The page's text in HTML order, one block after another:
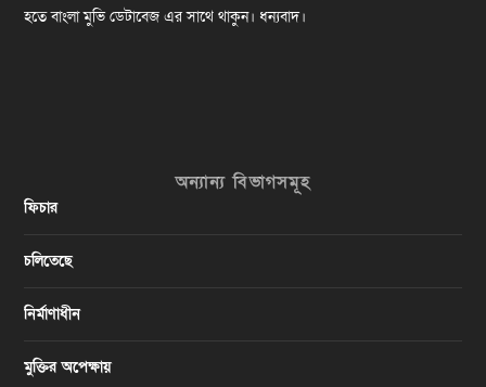
হতে বাংলা মুভি ডেটাবেজ এর সাথে থাকুন। ধন্যবাদ।
অন্যান্য বিভাগসমূহ
ফিচার
চলিতেছে
নির্মাণাধীন
মুক্তির অপেক্ষায়